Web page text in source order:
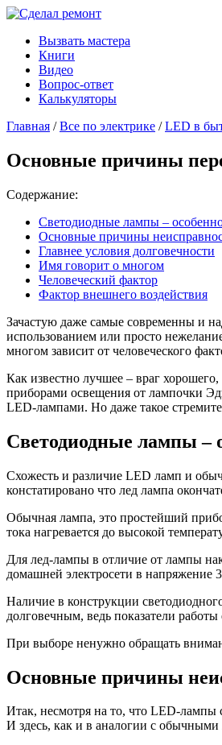
Вызвать мастера
Книги
Видео
Вопрос-ответ
Калькуляторы
Главная /Все по электрике /LED в
Основные причины
Содержание:
Светодиодные лампы –
Основные причины
Главнее условия долговечности
Имя говорит о многом
Человеческий фактор
Фактор внешнего воздействия
Зачастую даже самые современны и
использованием или просто
многом зависит от человеческого
Как известно лучшее – враг
приборами освещения от лампочки
LED-лампами. Но даже такое
Светодиодные лампы –
Схожесть и различие LED ламп и
констатировано что лед лампа
Обычная лампа, это простейший
тока нагревается до высокой
Для лед-лампы в отличие от лампы
домашней электросети в напряжение
Наличие в конструкции
долговечным, ведь показатели
При выборе ненужно обращать
Основные причины
Итак, несмотря на то, что LED-лампы
И здесь, как и в аналогии с